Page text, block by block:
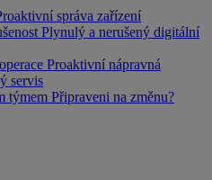
správa zařízení
Plynulý a nerušený digitální
Proaktivní nápravná
servis
týmem Připraveni na změnu?